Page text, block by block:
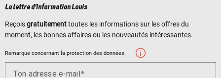
La lettre d'information Louis
Reçoisgratuitementtoutes les informations sur les offres du
moment, les bonnes affaires ou les nouveautés intéressantes.
Remarque concernant la protection des données
Ton adresse e-mail